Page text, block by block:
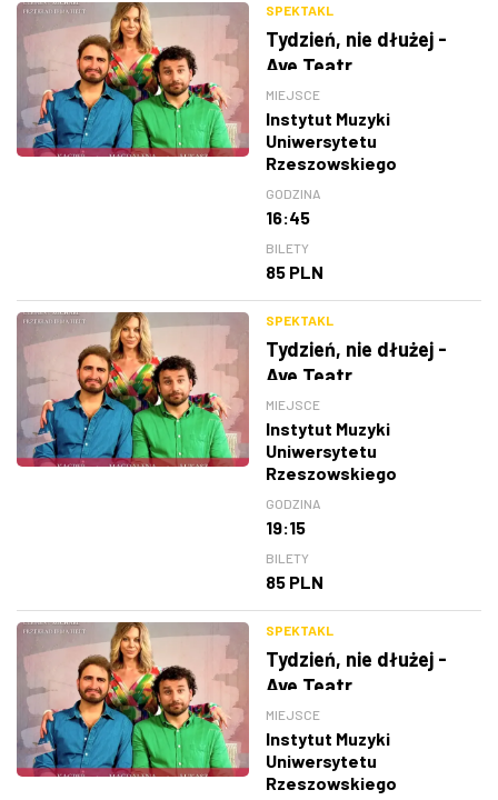
SPEKTAKL
Tydzień, nie dłużej -
Ave Teatr
MIEJSCE
Instytut Muzyki
Uniwersytetu
Rzeszowskiego
GODZINA
16:45
BILETY
85 PLN
SPEKTAKL
Tydzień, nie dłużej -
Ave Teatr
MIEJSCE
Instytut Muzyki
Uniwersytetu
Rzeszowskiego
GODZINA
19:15
BILETY
85 PLN
SPEKTAKL
Tydzień, nie dłużej -
Ave Teatr
MIEJSCE
Instytut Muzyki
Uniwersytetu
Rzeszowskiego